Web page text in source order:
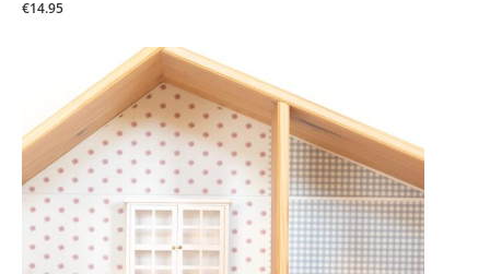
€14.95